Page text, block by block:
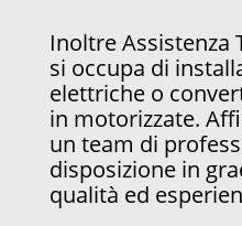
Inoltre Assistenza
si occupa di
elettriche o
in motorizzate.
un team di
disposizione in
qualità ed